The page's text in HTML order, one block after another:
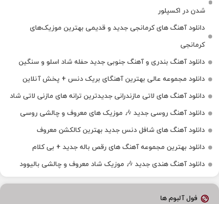
شدن در اکسپلور
دانلود آهنگ‌ های کرمانجی جدید و قدیمی بهترین موزیک‌های
کرمانجی
دانلود آهنگ بندری و آهنگ جنوبی جدید حفله شاد اسلو و سنگین
دانلود مجموعه عالی بهترین آهنگای بریک دنس + پخش آنلاین
دانلود آهنگ‌ های لاتی مازندرانی جدیدترین ترانه های مازنی لاتی شاد
دانلود آهنگ روسی جدید 🎶 موزیک‌ های معروف و چالشی روسی
دانلود آهنگ های شافل دنس جدید بهترین کالکشن معروف
دانلود بهترین مجموعه آهنگ های رقص باله جدید + بی کلام
دانلود آهنگ هندی جدید 🎶 موزیک شاد معروف و چالشی بالیوود
فول آلبوم ها